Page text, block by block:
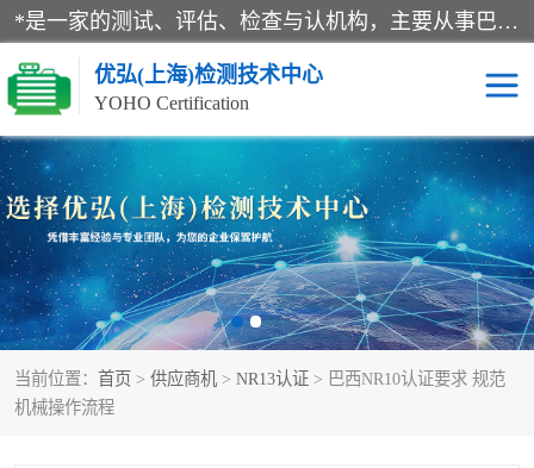
*是一家的测试、评估、检查与认机构，主要从事巴西NR10认证、NR12认证、NR13认证；ANATEL认证、INMTRO认证，欧盟CE认证：MD认证，PED认证，MID认证，ATEX认证，德国蓝色天使认证。
优弘(上海)检测技术中心
YOHO Certification
当前位置： 首页 > 供应商机 > NR13认证 > 巴西NR10认证要求 规范
机械操作流程
RECYCLASS认证 NR10认证
NR12认证 NR13认证
ART认证 巴西NR认证
巴西认证 RETIE认证